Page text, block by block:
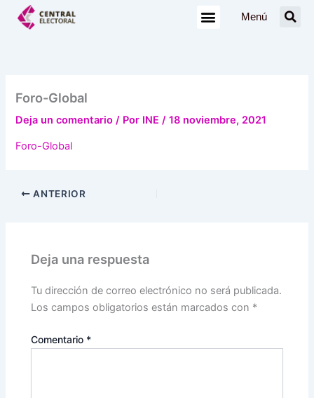
Menú
Foro-Global
Deja un comentario / Por INE/18 noviembre, 2021
Foro-Global
ANTERIOR
Deja una respuesta
Tu dirección de correo electrónico no será publicada.
Los campos obligatorios están marcados con *
Comentario *